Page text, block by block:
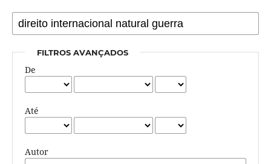
FILTROS AVANÇADOS
De
Até
Autor